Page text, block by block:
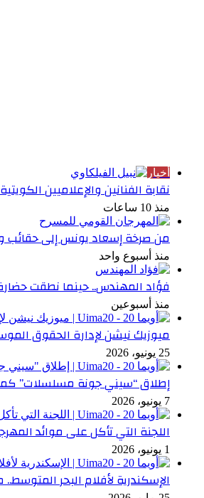
أخبار
نقابة الفنانين والإعلاميين
منذ 10 ساعات
من صرخة إسعاد يونس إلى حقائب
منذ أسبوع واحد
فؤاد المهندس.. حينما نطقت
منذ أسبوعين
ميوزيك نيشن لإدارة الحقوق
25 يونيو، 2026
إطلاق “سيني جونة مسلسلات”
7 يونيو، 2026
اللجنة التي تأكل على موائد
1 يونيو، 2026
الإسكندرية لأفلام البحر